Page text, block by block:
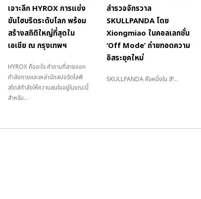
เจาะลึก HYROX การแข่ง
ขันไฮบริดระดับโลก พร้อม
สร้างสถิติใหญ่ที่สุดใน
เอเชีย ณ กรุงเทพฯ
HYROX คืออะไร คำถามที่สายออก
กำลังกายและเหล่านักสปอร์ตไลฟ์
สไตล์กำลังให้ความสนใจอยู่ในขณะนี้
สำหรับ...
สำรวจจักรวาล
SKULLPANDA โดย
Xiongmiao ในคอลเลกชั่น
‘Off Mode’ ถ่ายทอดความ
อิสระยุคใหม่
SKULLPANDA คือหนึ่งใน IP...